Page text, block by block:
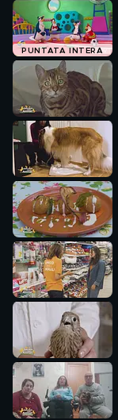
PUNTATA INTERA